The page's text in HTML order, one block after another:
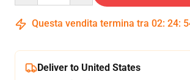
Questa vendita termina tra 02: 24:
Deliver to United States